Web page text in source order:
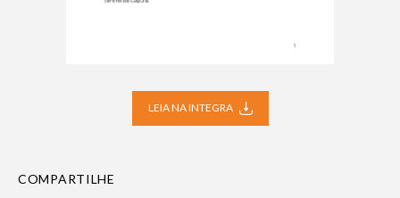
LEIA NA INTEGRA
COMPARTILHE